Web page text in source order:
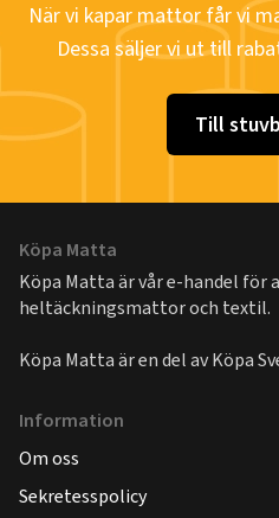
När vi kapar mattor får vi
Dessa säljer vi ut till
Till
Köpa Matta
Köpa Matta är vår e-handel för
heltäckningsmattor och textil.
Köpa Matta är en del avKöpa
Information
Om oss
Sekretesspolicy